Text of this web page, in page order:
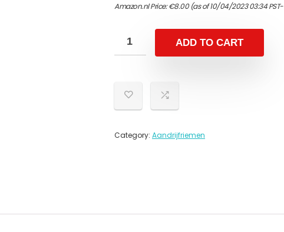
Amazon.nl Price:€8.00(as of 10/04/2023 03:34 PST-
ADD TO CART
Category: Aandrijfriemen